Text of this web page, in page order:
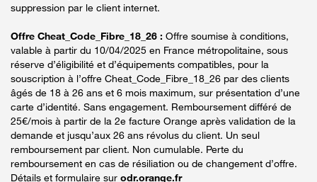
suppression par le client internet.
Offre Cheat_Code_Fibre_18_26 : Offre soumise à conditions,
valable à partir du 10/04/2025 en France métropolitaine, sous
réserve d’éligibilité et d’équipements compatibles, pour la
souscription à l’offre Cheat_Code_Fibre_18_26 par des clients
âgés de 18 à 26 ans et 6 mois maximum, sur présentation d’une
carte d’identité. Sans engagement. Remboursement différé de
25€/mois à partir de la 2e facture Orange après validation de la
demande et jusqu’aux 26 ans révolus du client. Un seul
remboursement par client. Non cumulable. Perte du
remboursement en cas de résiliation ou de changement d’offre.
Détails et formulaire sur odr.orange.fr